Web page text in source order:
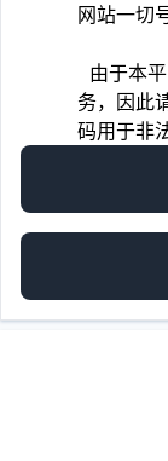
网站一切
由于本
务，因此
码用于非